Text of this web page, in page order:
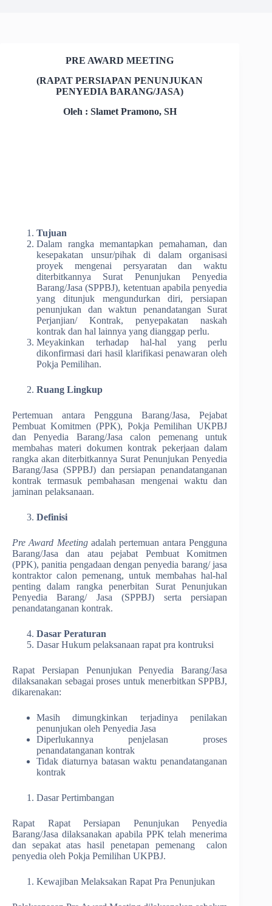
PRE AWARD MEETING
(RAPAT PERSIAPAN PENUNJUKAN
PENYEDIA BARANG/JASA)
Oleh : Slamet Pramono, SH
Tujuan
Dalam rangka memantapkan pemahaman, dan
kesepakatan unsur/pihak di dalam organisasi
proyek mengenai persyaratan dan waktu
diterbitkannya Surat Penunjukan Penyedia
Barang/Jasa (SPPBJ), ketentuan apabila penyedia
yang ditunjuk mengundurkan diri, persiapan
penunjukan dan waktun penandatangan Surat
Perjanjian/ Kontrak, penyepakatan naskah
kontrak dan hal lainnya yang dianggap perlu.
Meyakinkan terhadap hal-hal yang perlu
dikonfirmasi dari hasil klarifikasi penawaran oleh
Pokja Pemilihan.
Ruang Lingkup
Pertemuan antara Pengguna Barang/Jasa, Pejabat
Pembuat Komitmen (PPK), Pokja Pemilihan UKPBJ
dan Penyedia Barang/Jasa calon pemenang untuk
membahas materi dokumen kontrak pekerjaan dalam
rangka akan diterbitkannya Surat Penunjukan Penyedia
Barang/Jasa (SPPBJ) dan persiapan penandatanganan
kontrak termasuk pembahasan mengenai waktu dan
jaminan pelaksanaan.
Definisi
Pre Award Meetingadalah pertemuan antara Pengguna
Barang/Jasa dan atau pejabat Pembuat Komitmen
(PPK), panitia pengadaan dengan penyedia barang/ jasa
kontraktor calon pemenang, untuk membahas hal-hal
penting dalam rangka penerbitan Surat Penunjukan
Penyedia Barang/ Jasa (SPPBJ) serta persiapan
penandatanganan kontrak.
Dasar Peraturan
Dasar Hukum pelaksanaan rapat pra kontruksi
Rapat Persiapan Penunjukan Penyedia Barang/Jasa
dilaksanakan sebagai proses untuk menerbitkan SPPBJ,
dikarenakan:
Masih dimungkinkan terjadinya penilakan
penunjukan oleh Penyedia Jasa
Diperlukannya penjelasan proses
penandatanganan kontrak
Tidak diaturnya batasan waktu penandatanganan
kontrak
Dasar Pertimbangan
Rapat Rapat Persiapan Penunjukan Penyedia
Barang/Jasa dilaksanakan apabila PPK telah menerima
dan sepakat atas hasil penetapan pemenang calon
penyedia oleh Pokja Pemilihan UKPBJ.
Kewajiban Melaksakan Rapat Pra Penunjukan